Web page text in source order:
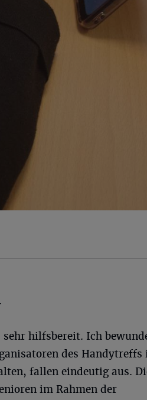
hilfsbereit. Ich
des Handytreffs
fallen eindeutig aus.
im Rahmen der